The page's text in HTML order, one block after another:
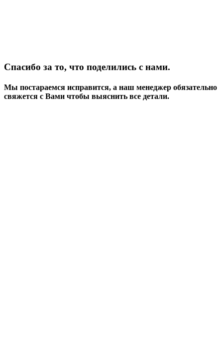
Спасибо за то, что поделились с нами.
Мы постараемся исправится, а наш менеджер обязательно
свяжется с Вами чтобы выяснить все детали.